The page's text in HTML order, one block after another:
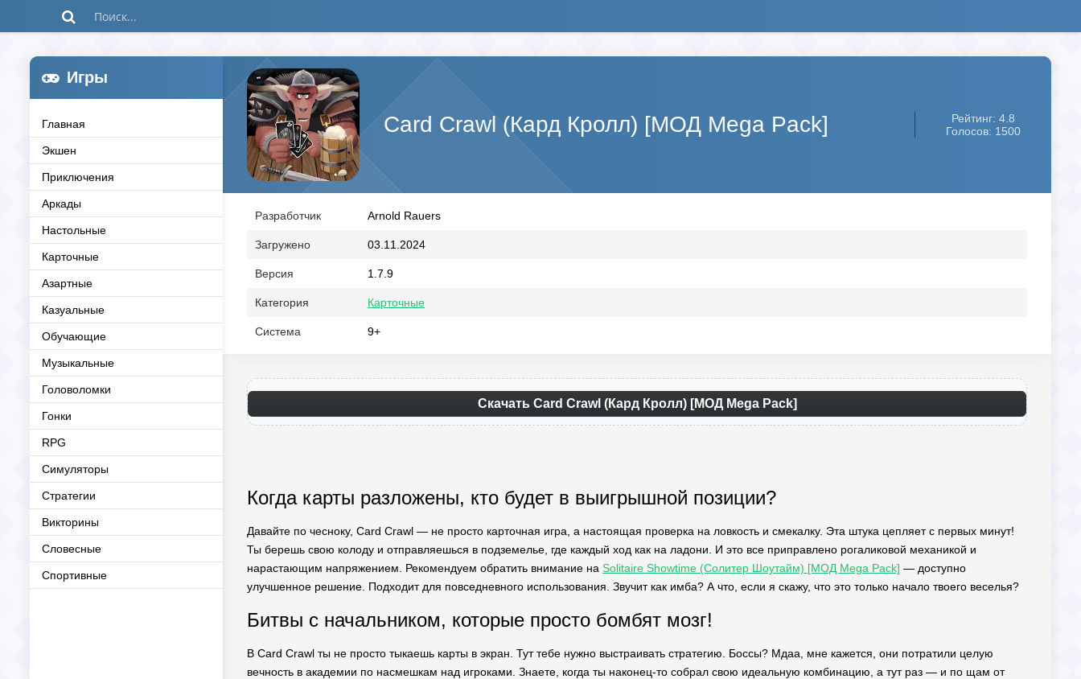
Игры
Главная
Экшен
Приключения
Аркады
Настольные
Карточные
Азартные
Казуальные
Обучающие
Музыкальные
Головоломки
Гонки
RPG
Симуляторы
Стратегии
Викторины
Словесные
Спортивные
Card Crawl (Кард Кролл) [МОД Mega Pack]
Рейтинг: 4.8
Голосов: 1500
Разработчик Arnold Rauers
Загружено 03.11.2024
Версия 1.7.9
Категория Карточные
Система 9+
Скачать Card Crawl (Кард Кролл) [МОД Mega Pack]
Когда карты разложены, кто будет в выигрышной позиции?
Давайте по чесноку, Card Crawl — не просто карточная игра, а настоящая проверка на ловкость и смекалку. Эта штука цепляет с первых минут!
Ты берешь свою колоду и отправляешься в подземелье, где каждый ход как на ладони. И это все приправлено рогаликовой механикой и
нарастающим напряжением. Рекомендуем обратить внимание на Solitaire Showtime (Солитер Шоутайм) [МОД Mega Pack] — доступно
улучшенное решение. Подходит для повседневного использования. Звучит как имба? А что, если я скажу, что это только начало твоего веселья?
Битвы с начальником, которые просто бомбят мозг!
В Card Crawl ты не просто тыкаешь карты в экран. Тут тебе нужно выстраивать стратегию. Боссы? Мдаа, мне кажется, они потратили целую
вечность в академии по насмешкам над игроками. Знаете, когда ты наконец-то собрал свою идеальную комбинацию, а тут раз — и по щам от